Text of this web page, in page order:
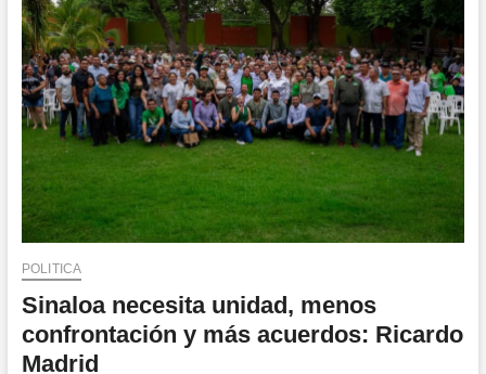
mantener
la
unidad
para
defender
la
Transformación
en
POLITICA
Sinaloa necesita unidad, menos
confrontación y más acuerdos: Ricardo
Madrid